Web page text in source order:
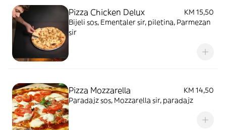
Pizza Chicken Delux
KM 15,50
Bijeli sos, Ementaler sir, piletina, Parmezan
sir
Pizza Mozzarella
KM 14,50
Paradajz sos, Mozzarella sir, paradajz